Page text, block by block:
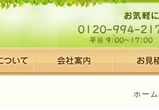
ホーム